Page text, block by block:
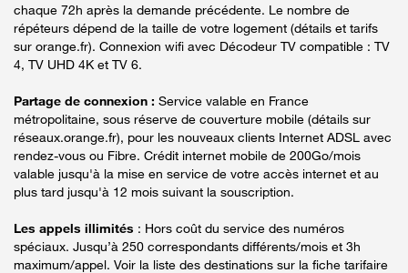
chaque 72h après la demande précédente. Le nombre de
répéteurs dépend de la taille de votre logement (détails et tarifs
sur orange.fr). Connexion wifi avec Décodeur TV compatible : TV
4, TV UHD 4K et TV 6.
Partage de connexion : Service valable en France
métropolitaine, sous réserve de couverture mobile (détails sur
réseaux.orange.fr), pour les nouveaux clients Internet ADSL avec
rendez-vous ou Fibre. Crédit internet mobile de 200Go/mois
valable jusqu'à la mise en service de votre accès internet et au
plus tard jusqu'à 12 mois suivant la souscription.
Les appels illimités : Hors coût du service des numéros
spéciaux. Jusqu’à 250 correspondants différents/mois et 3h
maximum/appel. Voir la liste des destinations sur la fiche tarifaire